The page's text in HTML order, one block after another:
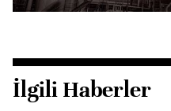
İlgili Haberler